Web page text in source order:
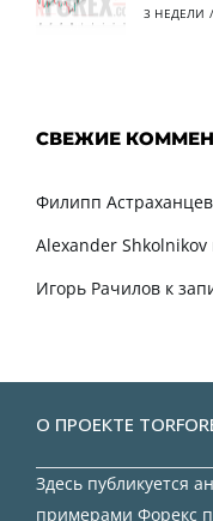
3 НЕДЕЛИ /
СВЕЖИЕ
Филипп Астраханцев
Alexander Shkolnikov
Игорь Рачилов к
О ПРОЕКТЕ
Здесь публикуется
примерами Форекс